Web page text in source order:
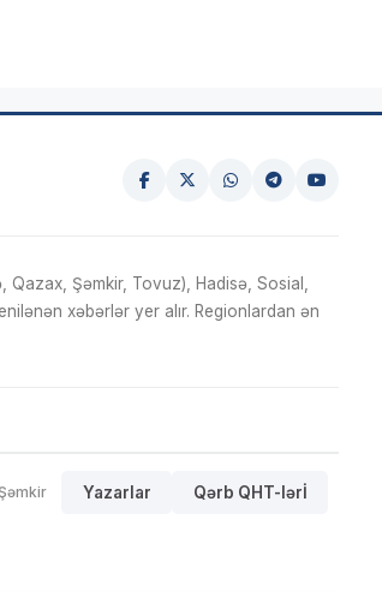
Qazax, Şəmkir, Tovuz), Hadisə, Sosial,
xəbərlər yer alır. Regionlardan ən
Şəmkir Yazarlar Qərb QHT-lərİ